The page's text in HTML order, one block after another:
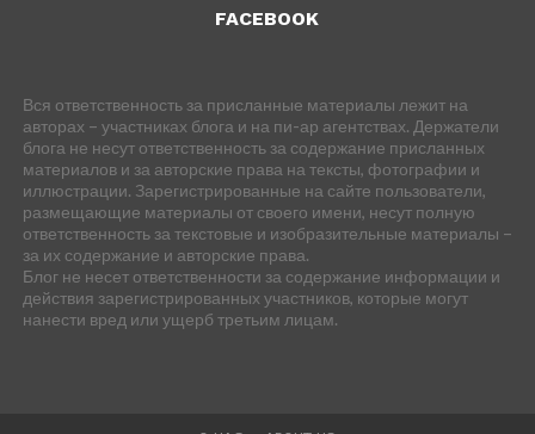
FACEBOOK
Вся ответственность за присланные материалы лежит на
авторах – участниках блога и на пи-ар агентствах. Держатели
блога не несут ответственность за содержание присланных
материалов и за авторские права на тексты, фотографии и
иллюстрации. Зарегистрированные на сайте пользователи,
размещающие материалы от своего имени, несут полную
ответственность за текстовые и изобразительные материалы –
за их содержание и авторские права.
Блог не несет ответственности за содержание информации и
действия зарегистрированных участников, которые могут
нанести вред или ущерб третьим лицам.